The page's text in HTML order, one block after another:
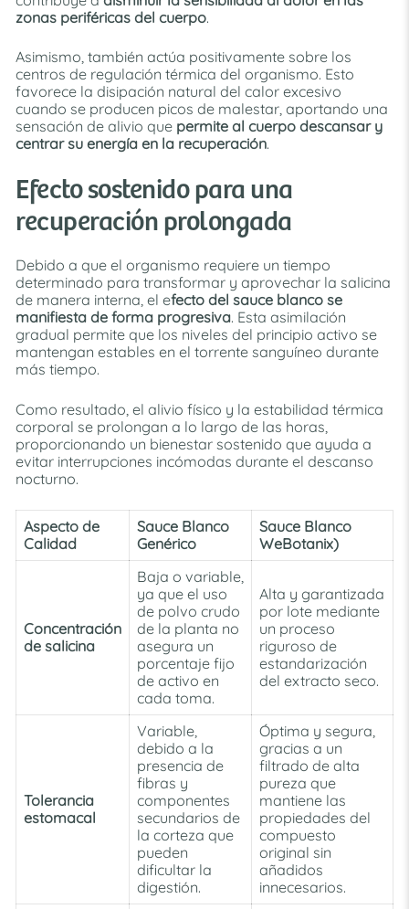
zonas periféricas del cuerpo.
Asimismo, también actúa positivamente sobre los
centros de regulación térmica del organismo. Esto
favorece la disipación natural del calor excesivo
cuando se producen picos de malestar, aportando una
sensación de alivio que permite al cuerpo descansar y
centrar su energía en la recuperación.
Efecto sostenido para una
recuperación prolongada
Debido a que el organismo requiere un tiempo
determinado para transformar y aprovechar la salicina
de manera interna, el efecto del sauce blanco se
manifiesta de forma progresiva. Esta asimilación
gradual permite que los niveles del principio activo se
mantengan estables en el torrente sanguíneo durante
más tiempo.
Como resultado, el alivio físico y la estabilidad térmica
corporal se prolongan a lo largo de las horas,
proporcionando un bienestar sostenido que ayuda a
evitar interrupciones incómodas durante el descanso
nocturno.
Aspecto de
Calidad
Sauce Blanco
Genérico
Sauce Blanco
WeBotanix)
Concentración
de salicina
Baja o variable,
ya que el uso
de polvo crudo
de la planta no
asegura un
porcentaje fijo
de activo en
cada toma.
Alta y garantizada
por lote mediante
un proceso
riguroso de
estandarización
del extracto seco.
Tolerancia
estomacal
Variable,
debido a la
presencia de
fibras y
componentes
secundarios de
la corteza que
pueden
dificultar la
digestión.
Óptima y segura,
gracias a un
filtrado de alta
pureza que
mantiene las
propiedades del
compuesto
original sin
añadidos
innecesarios.